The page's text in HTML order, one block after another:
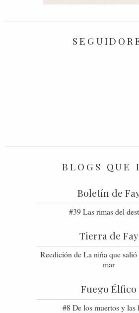
BLOGS QUE
Boletín de
#39 Las rimas del
Tierra de Fay
Reedición de La niña que salió
mar
Fuego Élfico
#8 De los muertos y las